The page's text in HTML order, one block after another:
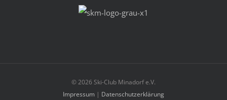
©2026 Ski-Club Minadorf e.V.
Impressum | Datenschutzerklärung